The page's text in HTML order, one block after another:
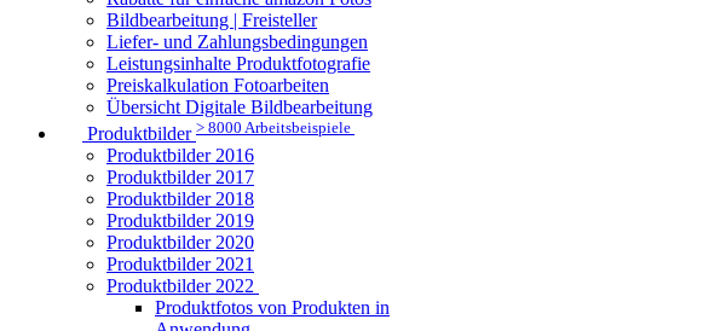
Bildbearbeitung | Freisteller
Liefer- und Zahlungsbedingungen
Leistungsinhalte Produktfotografie
Preiskalkulation Fotoarbeiten
Übersicht Digitale Bildbearbeitung
Produktbilder > 8000 Arbeitsbeispiele
Produktbilder 2016
Produktbilder 2017
Produktbilder 2018
Produktbilder 2019
Produktbilder 2020
Produktbilder 2021
Produktbilder 2022
Produktfotos von Produkten in